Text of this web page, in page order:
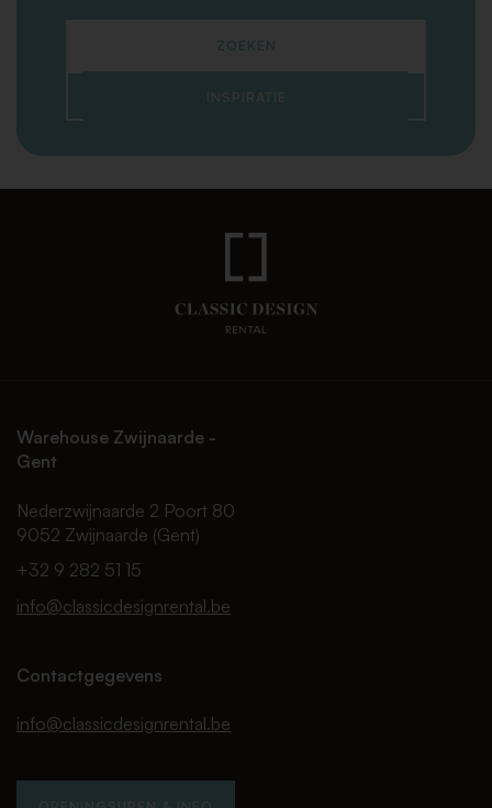
ZOEKEN
INSPIRATIE
Warehouse Zwijnaarde -
Gent
Nederzwijnaarde 2 Poort 80
9052 Zwijnaarde (Gent)
+32 9 282 51 15
info@classicdesignrental.be
Contactgegevens
info@classicdesignrental.be